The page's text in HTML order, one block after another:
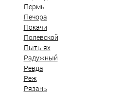
Пермь
Печора
Покачи
Полевской
Пыть-ях
Радужный
Ревда
Реж
Рязань